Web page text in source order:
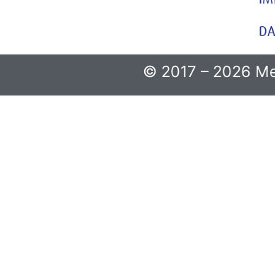
© 2017 – 2026